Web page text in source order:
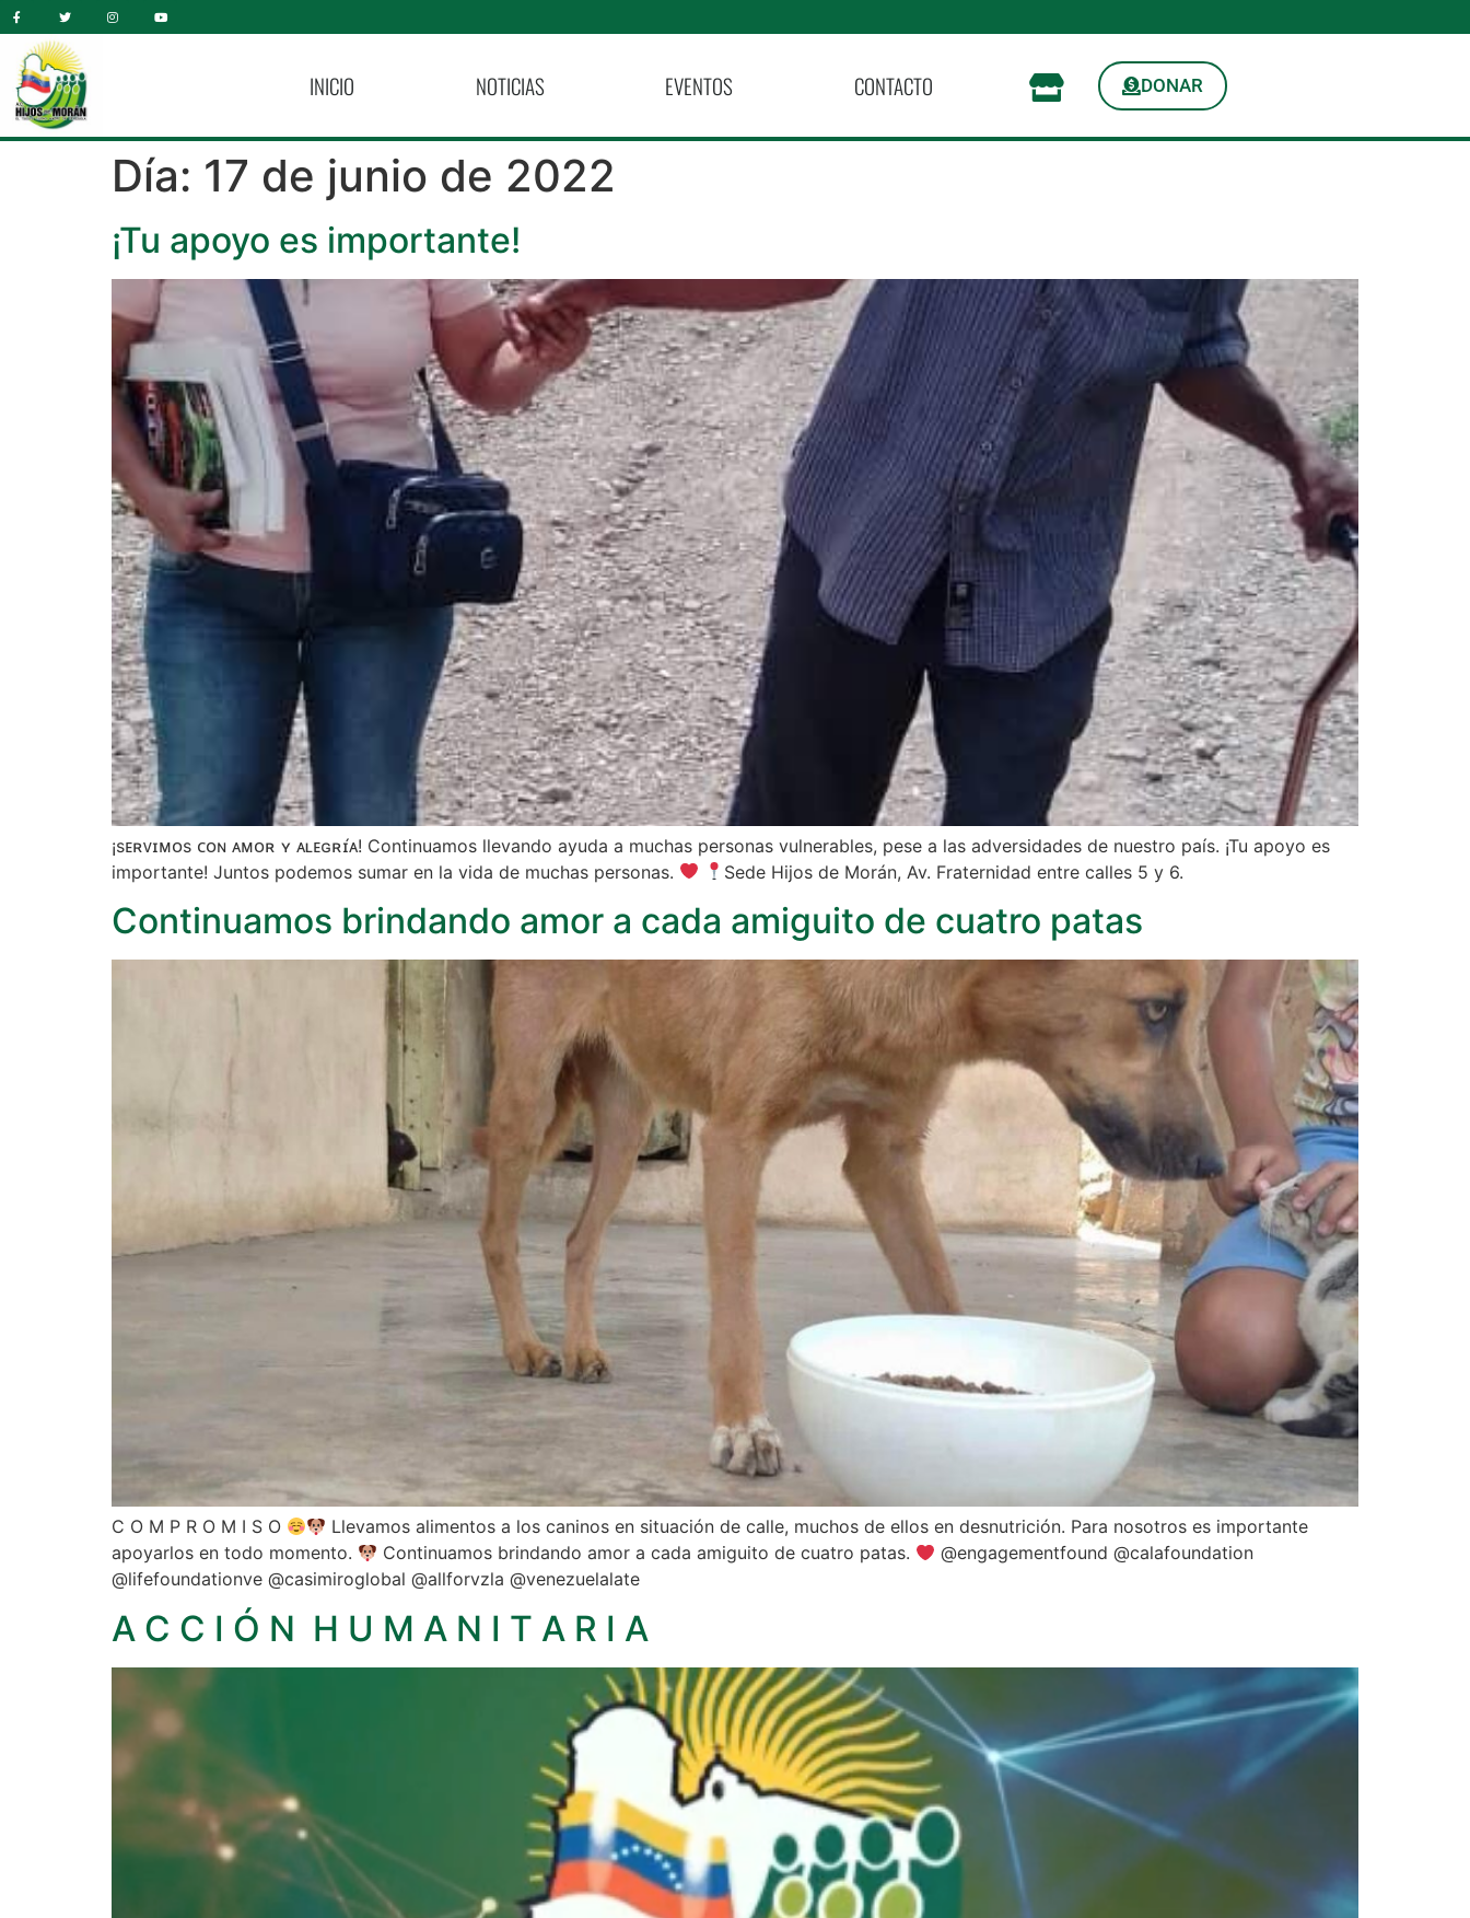
INICIO NOTICIAS EVENTOS CONTACTO DONAR
Día: 17 de junio de 2022
¡Tu apoyo es importante!
¡sᴇʀᴠɪᴍᴏs ᴄᴏɴ ᴀᴍᴏʀ ʏ ᴀʟᴇɢʀɪ́ᴀ! Continuamos llevando ayuda a muchas personas vulnerables, pese a las adversidades de nuestro país. ¡Tu apoyo es
importante! Juntos podemos sumar en la vida de muchas personas.
Sede Hijos de Morán, Av. Fraternidad entre calles 5 y 6.
Continuamos brindando amor a cada amiguito de cuatro patas
C O M P R O M I S O
Llevamos alimentos a los caninos en situación de calle, muchos de ellos en desnutrición. Para nosotros es importante
apoyarlos en todo momento.
Continuamos brindando amor a cada amiguito de cuatro patas.
@engagementfound @calafoundation
@lifefoundationve @casimiroglobal @allforvzla @venezuelalate
A C C I Ó N H U M A N I T A R I A